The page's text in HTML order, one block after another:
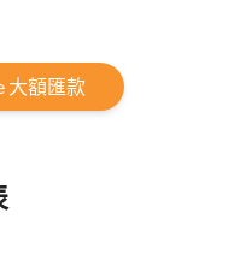
大額匯款